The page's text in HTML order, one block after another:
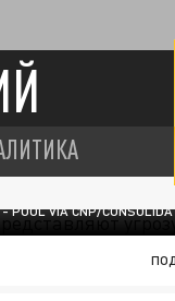
VIA CNP/